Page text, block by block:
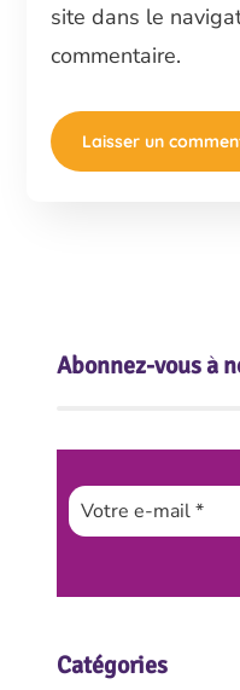
site dans le
commentaire.
Abonnez-vous à
Catégories